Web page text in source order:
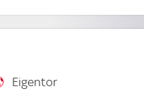
Eigentor